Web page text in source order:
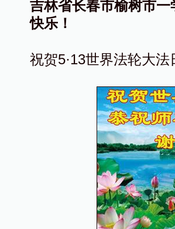
吉林省长春市榆树市
快乐！
祝贺5·13世界法轮大法